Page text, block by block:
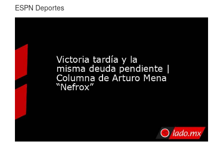
ESPN Deportes